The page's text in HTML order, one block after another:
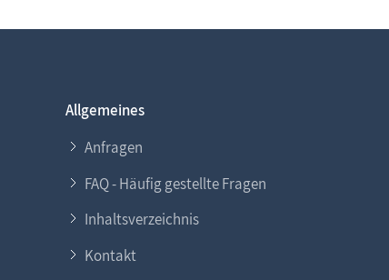
Allgemeines
Anfragen
FAQ - Häufig gestellte Fragen
Inhaltsverzeichnis
Kontakt